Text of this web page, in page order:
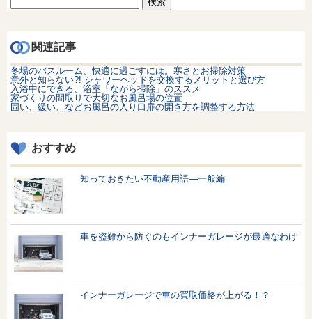
索:
関連記事
冬場のバスルーム、快適に過ごすには。寒さとお掃除対策
意外と知らない?! シャワーヘッドを交換するメリットと選び方
入浴中にできる、浴室「ながら掃除」のススメ
家づくりの間取りで大切なお風呂場の位置
固い、緩い、などお風呂の入り口扉の開き方を調整する方法
おすすめ
知っておきたい不動産用語—一般編
車を盗難から防ぐのもインナーガレージが最適なわけ
インナーガレージで車の買取価格が上がる！？